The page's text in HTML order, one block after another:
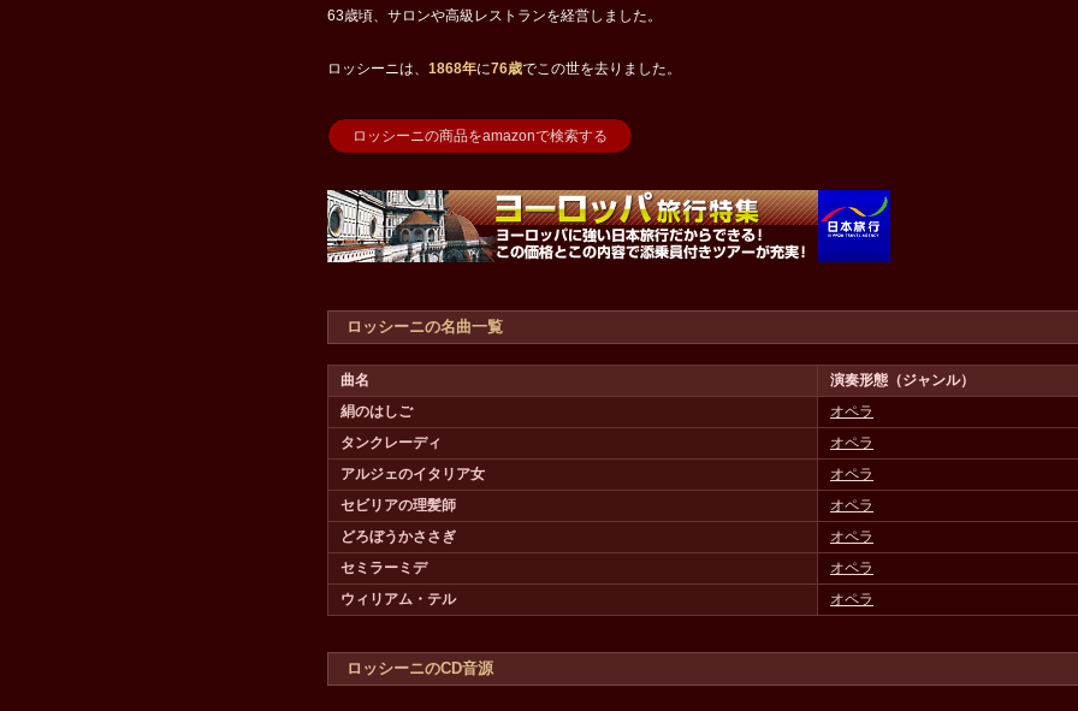
63歳頃、サロンや高級レストランを経営しました。
ロッシーニは、 1868年に76歳でこの世を去りました。
ロッシーニの商品をamazonで検索する
ロッシーニの名曲一覧
曲名
演奏形態（ジャンル）
絹のはしご
オペラ
タンクレーディ
オペラ
アルジェのイタリア女
オペラ
セビリアの理髪師
オペラ
どろぼうかささぎ
オペラ
セミラーミデ
オペラ
ウィリアム・テル
オペラ
ロッシーニのCD音源